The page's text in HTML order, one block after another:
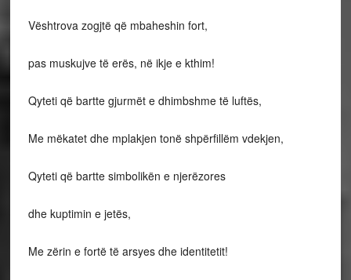
Vështrova zogjtë që mbaheshin fort,
pas muskujve të erës, në ikje e kthim!
Qyteti që bartte gjurmët e dhimbshme të luftës,
Me mëkatet dhe mplakjen tonë shpërfillëm vdekjen,
Qyteti që bartte simbolikën e njerëzores
dhe kuptimin e jetës,
Me zërin e fortë të arsyes dhe identitetit!